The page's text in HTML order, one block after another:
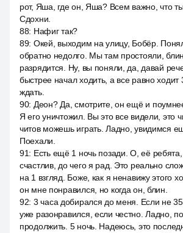
рот, Яша, где он, Яша? Всем важно, что
Сдохни.
88: Нафиг так?
89: Окей, выходим на улицу, Бобёр.
обратно недолго. Мы там простояли,
разрядится. Ну, вы поняли, да, давай
быстрее начал ходить, а все равно ходит
ждать.
90: Деон? Да, смотрите, он ещё и
Я его уничтожил. Вы это все видели, это
читов можешь играть. Ладно, увидимся
Поехали.
91: Есть ещё 1 ночь позади. О, её
счастлив, до чего я рад. Это реально
на 1 взгляд. Боже, как я ненавижу этого
он мне понравился, но когда он, блин.
92: 3 часа добирался до меня. Если не
уже разонравился, если честно. Ладно,
продолжить. 5 ночь. Надеюсь, это